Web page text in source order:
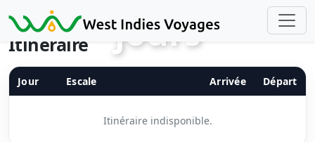
jours
Précédent
Itinéraire
Jour Escale Arrivée Départ
Itinéraire indisponible.